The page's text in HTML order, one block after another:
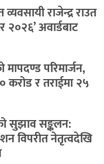
व्यवसायी राजेन्द्र राउत
२०२६’ अवार्डबाट
परिमार्जन,
करोड र तराईमा २५
सुझाव सङ्कलन:
विपरीत नेतृत्वदेखि